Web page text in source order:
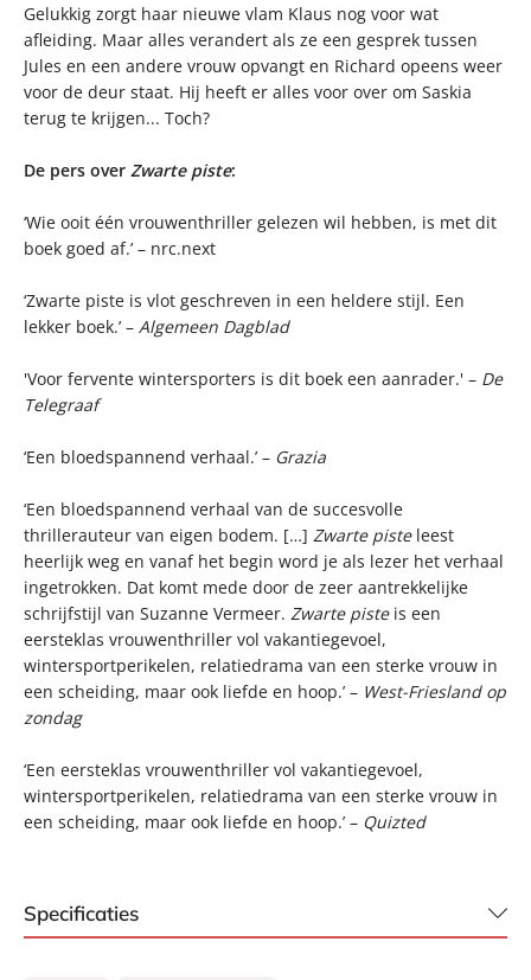
Gelukkig zorgt haar nieuwe vlam Klaus nog voor wat
afleiding. Maar alles verandert als ze een gesprek tussen
Jules en een andere vrouw opvangt en Richard opeens weer
voor de deur staat. Hij heeft er alles voor over om Saskia
terug te krijgen... Toch?
De pers over Zwarte piste:
‘Wie ooit één vrouwenthriller gelezen wil hebben, is met dit
boek goed af.’ – nrc.next
‘Zwarte piste is vlot geschreven in een heldere stijl. Een
lekker boek.’ – Algemeen Dagblad
'Voor fervente wintersporters is dit boek een aanrader.' – De
Telegraaf
‘Een bloedspannend verhaal.’ – Grazia
‘Een bloedspannend verhaal van de succesvolle
thrillerauteur van eigen bodem. […] Zwarte pisteleest
heerlijk weg en vanaf het begin word je als lezer het verhaal
ingetrokken. Dat komt mede door de zeer aantrekkelijke
schrijfstijl van Suzanne Vermeer. Zwarte pisteis een
eersteklas vrouwenthriller vol vakantiegevoel,
wintersportperikelen, relatiedrama van een sterke vrouw in
een scheiding, maar ook liefde en hoop.’ – West-Friesland op
zondag
‘Een eersteklas vrouwenthriller vol vakantiegevoel,
wintersportperikelen, relatiedrama van een sterke vrouw in
een scheiding, maar ook liefde en hoop.’ – Quizted
Specificaties